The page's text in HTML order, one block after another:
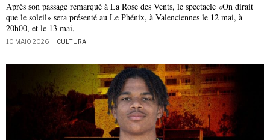
Après son passage remarqué à La Rose des Vents, le spectacle «On dirait
que le soleil» sera présenté au Le Phénix, à Valenciennes le 12 mai, à
20h00, et le 13 mai,
10 MAIO, 2026 CULTURA